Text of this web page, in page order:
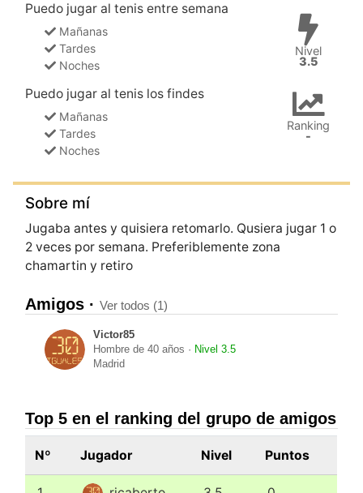
Puedo jugar al tenis entre semana
Mañanas
Tardes
Noches
Puedo jugar al tenis los findes
Mañanas
Tardes
Noches
Nivel
3.5
Ranking
-
Sobre mí
Jugaba antes y quisiera retomarlo. Qusiera jugar 1 o
2 veces por semana. Preferiblemente zona
chamartin y retiro
Amigos ·Ver todos (1)
Victor85
Hombre de 40 años · Nivel 3.5
Madrid
Top 5 en el ranking del grupo de amigos
Nº Jugador Nivel Puntos